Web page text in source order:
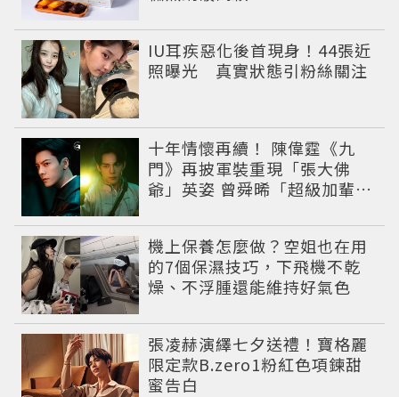
IU耳疾惡化後首現身！44張近
照曝光 真實狀態引粉絲關注
十年情懷再續！ 陳偉霆《九
門》再披軍裝重現「張大佛
爺」英姿 曾舜晞「超級加輩」
機上保養怎麼做？空姐也在用
的7個保濕技巧，下飛機不乾
燥、不浮腫還能維持好氣色
張凌赫演繹七夕送禮！寶格麗
限定款B.zero1粉紅色項鍊甜
蜜告白